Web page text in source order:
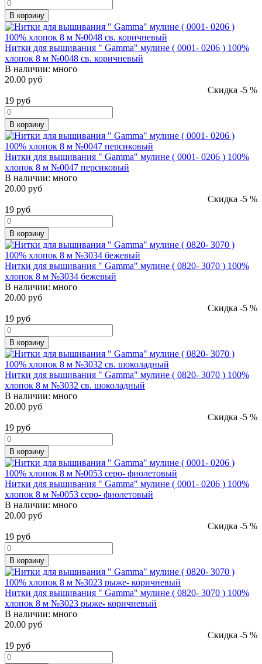
В корзину
Нитки для вышивания " Gamma" мулине ( 0001- 0206 ) 100%
хлопок 8 м №0048 св. коричневый
В наличии: много
20.00 руб
Скидка -5 %
19 руб
В корзину
Нитки для вышивания " Gamma" мулине ( 0001- 0206 ) 100%
хлопок 8 м №0047 персиковый
В наличии: много
20.00 руб
Скидка -5 %
19 руб
В корзину
Нитки для вышивания " Gamma" мулине ( 0820- 3070 ) 100%
хлопок 8 м №3034 бежевый
В наличии: много
20.00 руб
Скидка -5 %
19 руб
В корзину
Нитки для вышивания " Gamma" мулине ( 0820- 3070 ) 100%
хлопок 8 м №3032 св. шоколадный
В наличии: много
20.00 руб
Скидка -5 %
19 руб
В корзину
Нитки для вышивания " Gamma" мулине ( 0001- 0206 ) 100%
хлопок 8 м №0053 серо- фиолетовый
В наличии: много
20.00 руб
Скидка -5 %
19 руб
В корзину
Нитки для вышивания " Gamma" мулине ( 0820- 3070 ) 100%
хлопок 8 м №3023 рыже- коричневый
В наличии: много
20.00 руб
Скидка -5 %
19 руб